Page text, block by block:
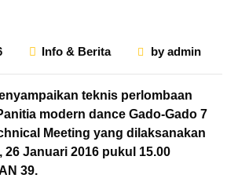
Info & Berita byadmin
teknis perlombaan
modern dance Gado-Gado 7
Meeting yang dilaksanakan
26 Januari 2016 pukul 15.00
39.